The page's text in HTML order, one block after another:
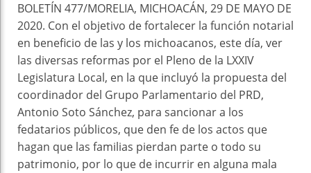
BOLETÍN 477/MORELIA, MICHOACÁN, 29 DE MAYO DE
2020. Con el objetivo de fortalecer la función notarial
en beneficio de las y los michoacanos, este día, ver
las diversas reformas por el Pleno de la LXXIV
Legislatura Local, en la que incluyó la propuesta del
coordinador del Grupo Parlamentario del PRD,
Antonio Soto Sánchez, para sancionar a los
fedatarios públicos, que den fe de los actos que
hagan que las familias pierdan parte o todo su
patrimonio, por lo que de incurrir en alguna mala